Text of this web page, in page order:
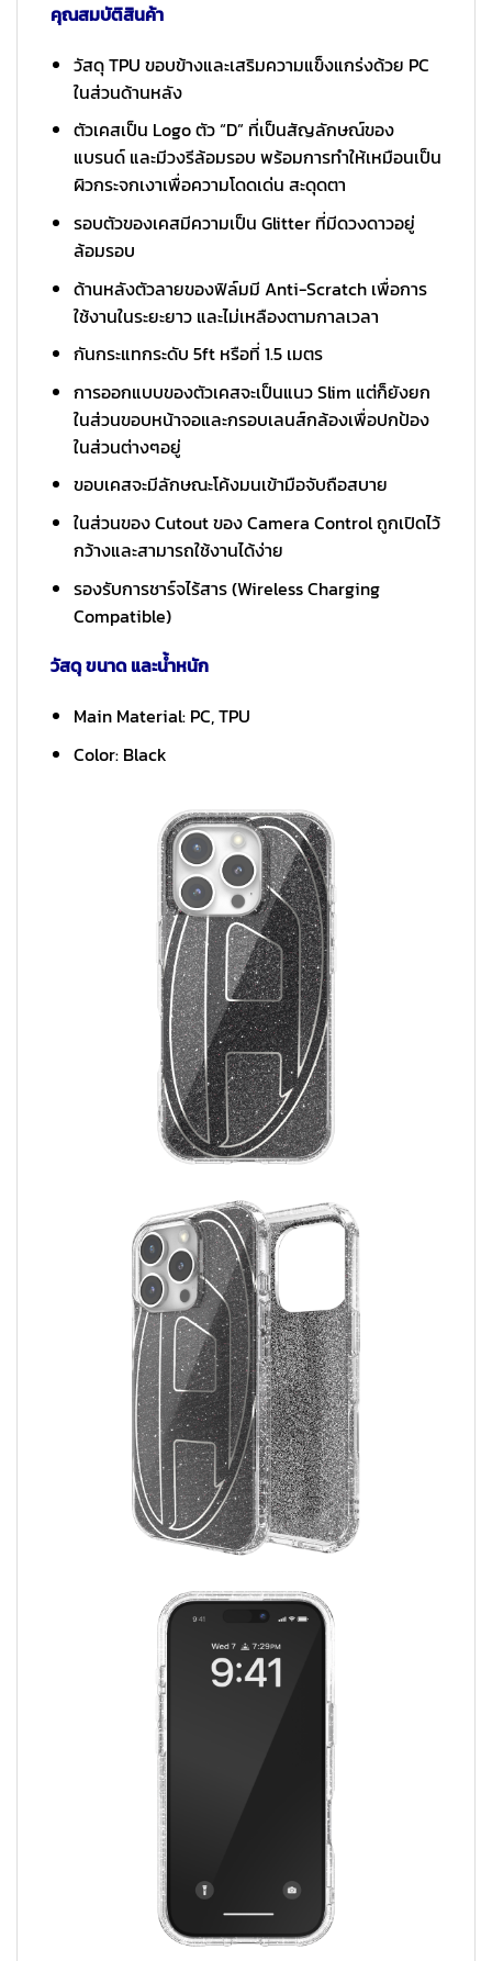
คุณสมบัติสินค้า
วัสดุ TPU ขอบข้างและเสริมความแข็งแกร่งด้วย PC
ในส่วนด้านหลัง
ตัวเคสเป็น Logo ตัว “D” ที่เป็นสัญลักษณ์ของ
แบรนด์ และมีวงรีล้อมรอบ พร้อมการทำให้เหมือนเป็น
ผิวกระจกเงาเพื่อความโดดเด่น สะดุดตา
รอบตัวของเคสมีความเป็น Glitter ที่มีดวงดาวอยู่
ล้อมรอบ
ด้านหลังตัวลายของฟิล์มมี Anti-Scratch เพื่อการ
ใช้งานในระยะยาว และไม่เหลืองตามกาลเวลา
กันกระแทกระดับ 5ft หรือที่ 1.5 เมตร
การออกแบบของตัวเคสจะเป็นแนว Slim แต่ก็ยังยก
ในส่วนขอบหน้าจอและกรอบเลนส์กล้องเพื่อปกป้อง
ในส่วนต่างๆอยู่
ขอบเคสจะมีลักษณะโค้งมนเข้ามือจับถือสบาย
ในส่วนของ Cutout ของ Camera Control ถูกเปิดไว้
กว้างและสามารถใช้งานได้ง่าย
รองรับการชาร์จไร้สาร (Wireless Charging
Compatible)
วัสดุ ขนาด และน้ำหนัก
Main Material: PC, TPU
Color: Black